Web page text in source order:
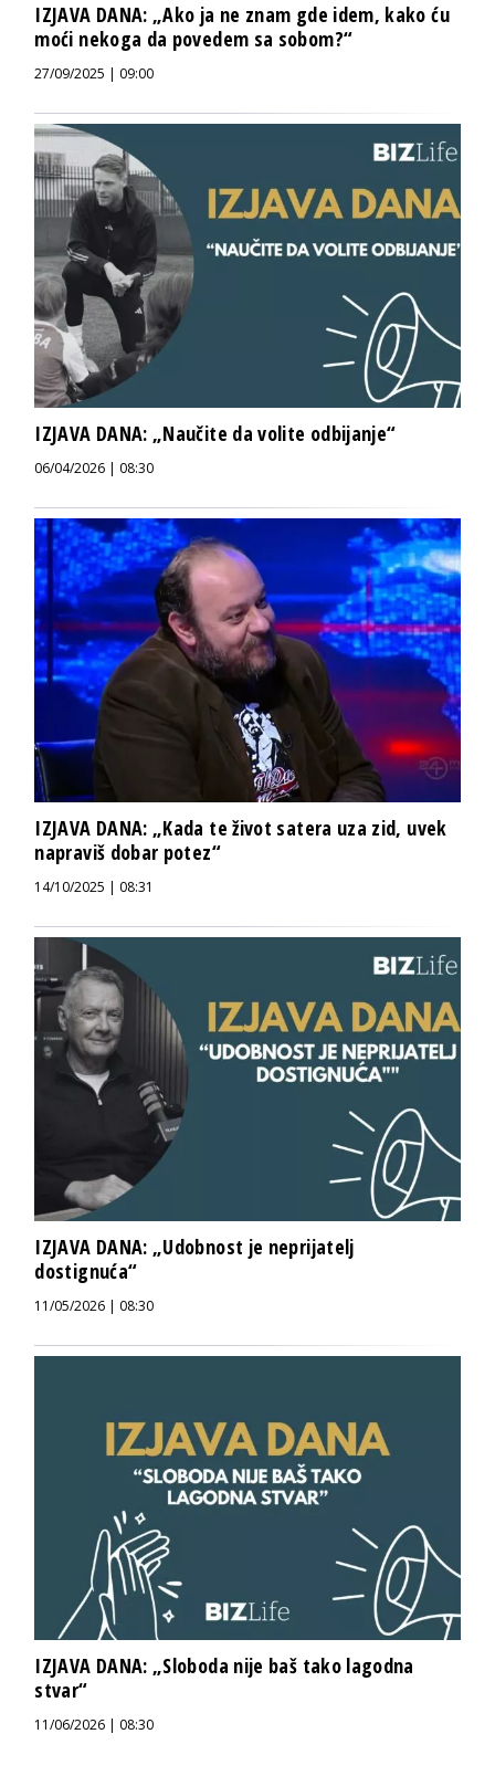
IZJAVA DANA: „Ako ja ne znam gde idem, kako ću
moći nekoga da povedem sa sobom?“
27/09/2025 | 09:00
IZJAVA DANA: „Naučite da volite odbijanje“
06/04/2026 | 08:30
IZJAVA DANA: „Kada te život satera uza zid, uvek
napraviš dobar potez“
14/10/2025 | 08:31
IZJAVA DANA: „Udobnost je neprijatelj
dostignuća“
11/05/2026 | 08:30
IZJAVA DANA: „Sloboda nije baš tako lagodna
stvar“
11/06/2026 | 08:30